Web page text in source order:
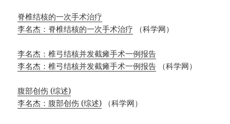
脊椎结核的一次手术治疗
李名杰：脊椎结核的一次手术治疗 （科学网）
李名杰：椎弓结核并发截瘫手术一例报告
李名杰：椎弓结核并发截瘫手术一例报告 （科学网）
腹部创伤 (综述)
李名杰：腹部创伤 (综述) （科学网）